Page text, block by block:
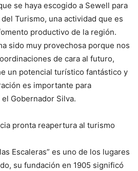
se haya escogido a Sewell para
Turismo, una actividad que es
productivo de la región.
sido muy provechosa porque nos
de cara al futuro,
un potencial turístico fantástico y
es importante para
Gobernador Silva.
pronta reapertura al turismo
Escaleras” es uno de los lugares
su fundación en 1905 significó